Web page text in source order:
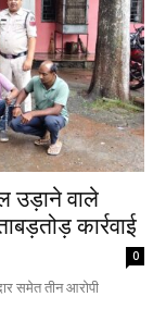
उड़ाने वाले
कार्रवाई
0
समेत तीन आरोपी